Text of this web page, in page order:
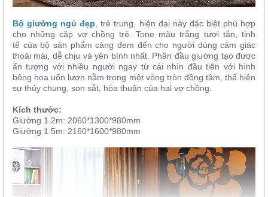
Bộ giường ngủ đẹp,trẻ trung, hiện đại này đặc biệt phù hợp
cho những cặp vợ chồng trẻ. Tone màu trắng tươi tắn,tinh
tế của bộ sản phẩm càng đem đến cho người dùng cảm giác
thoải mái, dễ chịu và yên bình nhất. Phần đầu giường tạo được
ấn tượng với nhiều người ngay từ cái nhìn đầu tiên với hình
bông hoa uốn lượn nằm trong một vòng tròn đồng tâm, thể hiện
sự thủy chung, son sắt, hòa thuận của hai vợ chồng.
Kích thước:
Giường 1.2m: 2060*1300*980mm
Giường 1.5m: 2160*1600*980mm